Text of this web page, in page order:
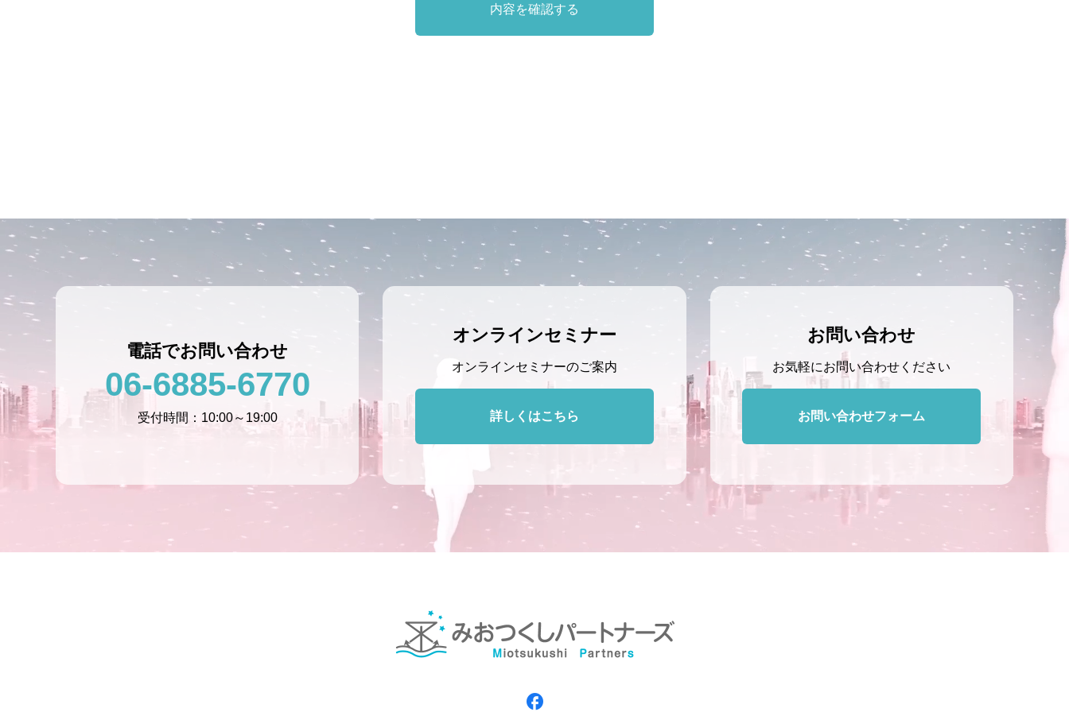
電話でお問い合わせ
06-6885-6770
受付時間：10:00～19:00
オンラインセミナー
オンラインセミナーのご案内
詳しくはこちら
お問い合わせ
お気軽にお問い合わせください
お問い合わせフォーム